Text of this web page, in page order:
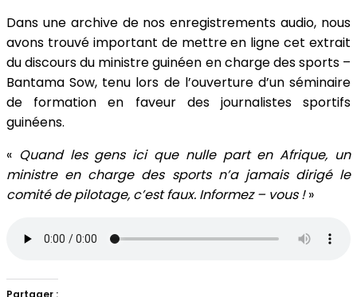
Dans une archive de nos enregistrements audio, nous
avons trouvé important de mettre en ligne cet extrait
du discours du ministre guinéen en charge des sports –
Bantama Sow, tenu lors de l’ouverture d’un séminaire
de formation en faveur des journalistes sportifs
guinéens.
« Quand les gens ici que nulle part en Afrique, un
ministre en charge des sports n’a jamais dirigé le
comité de pilotage, c’est faux. Informez – vous !»
Partager :